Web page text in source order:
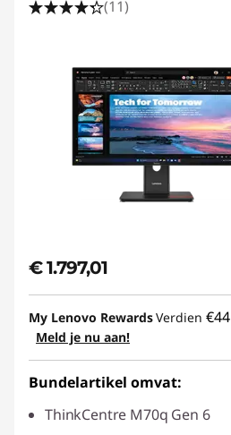
(11)
€ 1.797,01
My Lenovo RewardsVerdien €44
Meld je nu aan!
Bundelartikel omvat:
ThinkCentre M70q Gen 6